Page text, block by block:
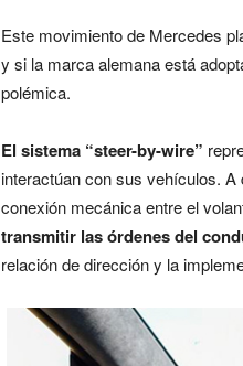
Este movimiento de Mercedes
y si la marca alemana está
polémica.
El sistema “steer-by-wire”
interactúan con sus vehículos.
conexión mecánica entre el
transmitir las órdenes del
relación de dirección y la